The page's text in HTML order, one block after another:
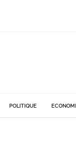
POLITIQUE